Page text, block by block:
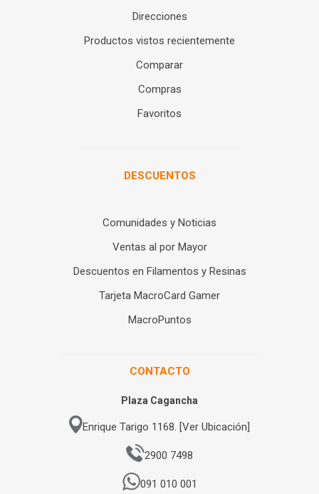
Direcciones
Productos vistos recientemente
Comparar
Compras
Favoritos
DESCUENTOS
Comunidades y Noticias
Ventas al por Mayor
Descuentos en Filamentos y Resinas
Tarjeta MacroCard Gamer
MacroPuntos
CONTACTO
Plaza Cagancha
Enrique Tarigo 1168. [Ver Ubicación]
2900 7498
091 010 001